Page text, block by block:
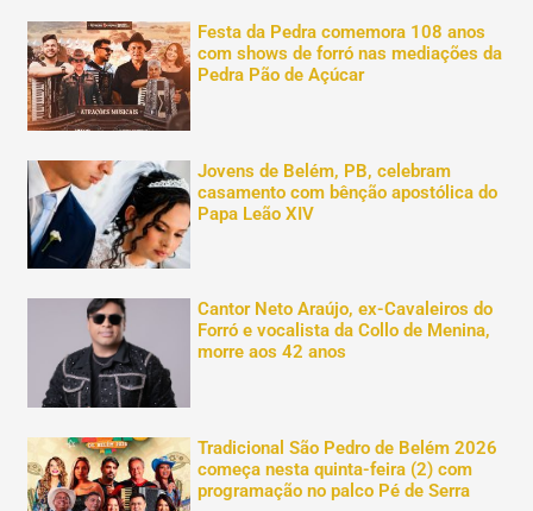
Festa da Pedra comemora 108 anos
com shows de forró nas mediações da
Pedra Pão de Açúcar
Jovens de Belém, PB, celebram
casamento com bênção apostólica do
Papa Leão XIV
Cantor Neto Araújo, ex-Cavaleiros do
Forró e vocalista da Collo de Menina,
morre aos 42 anos
Tradicional São Pedro de Belém 2026
começa nesta quinta-feira (2) com
programação no palco Pé de Serra